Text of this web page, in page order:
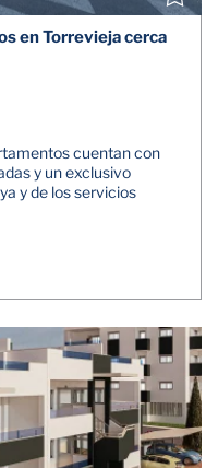
en Torrevieja cerca
cuentan con
y un exclusivo
y de los servicios